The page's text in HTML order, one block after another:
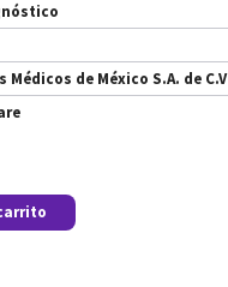
Médicos de México S.A. de C.V